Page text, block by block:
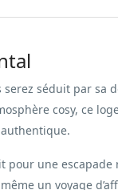
serez séduit par sa
cosy, ce
pour une
un voyage